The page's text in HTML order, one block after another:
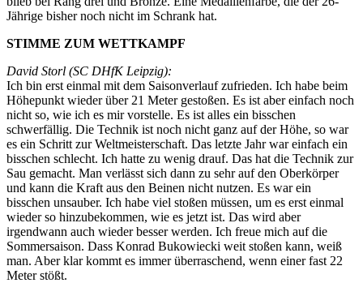
Jährige bisher noch nicht im Schrank hat.
STIMME ZUM WETTKAMPF
David Storl (SC DHfK Leipzig):
Ich bin erst einmal mit dem Saisonverlauf zufrieden. Ich habe beim
Höhepunkt wieder über 21 Meter gestoßen. Es ist aber einfach noch
nicht so, wie ich es mir vorstelle. Es ist alles ein bisschen
schwerfällig. Die Technik ist noch nicht ganz auf der Höhe, so war
es ein Schritt zur Weltmeisterschaft. Das letzte Jahr war einfach ein
bisschen schlecht. Ich hatte zu wenig drauf. Das hat die Technik zur
Sau gemacht. Man verlässt sich dann zu sehr auf den Oberkörper
und kann die Kraft aus den Beinen nicht nutzen. Es war ein
bisschen unsauber. Ich habe viel stoßen müssen, um es erst einmal
wieder so hinzubekommen, wie es jetzt ist. Das wird aber
irgendwann auch wieder besser werden. Ich freue mich auf die
Sommersaison. Dass Konrad Bukowiecki weit stoßen kann, weiß
man. Aber klar kommt es immer überraschend, wenn einer fast 22
Meter stößt.